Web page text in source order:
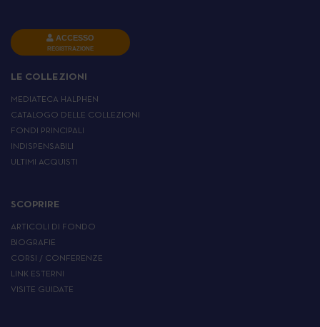
ACCESSO
REGISTRAZIONE
LE COLLEZIONI
MEDIATECA HALPHEN
CATALOGO DELLE COLLEZIONI
FONDI PRINCIPALI
INDISPENSABILI
ULTIMI ACQUISTI
SCOPRIRE
ARTICOLI DI FONDO
BIOGRAFIE
CORSI / CONFERENZE
LINK ESTERNI
VISITE GUIDATE